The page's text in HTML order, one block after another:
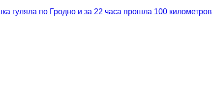
гуляла по Гродно и за 22 часа прошла 100 километров